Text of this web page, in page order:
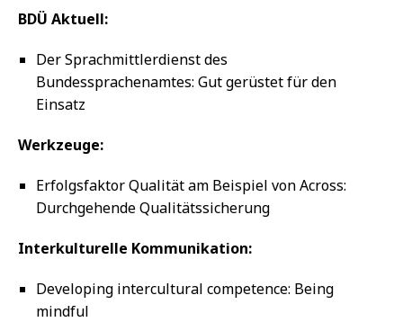
BDÜ Aktuell:
Der Sprachmittlerdienst des
Bundessprachenamtes: Gut gerüstet für den
Einsatz
Werkzeuge:
Erfolgsfaktor Qualität am Beispiel von Across:
Durchgehende Qualitätssicherung
Interkulturelle Kommunikation:
Developing intercultural competence: Being
mindful